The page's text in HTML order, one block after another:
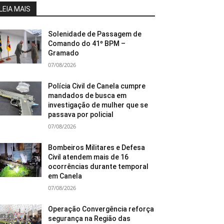
MAIS
Solenidade de Passagem de
Comando do 41º BPM –
Gramado
07/08/2026
Polícia Civil de Canela cumpre
mandados de busca em
investigação de mulher que se
passava por policial
07/08/2026
Bombeiros Militares e Defesa
Civil atendem mais de 16
ocorrências durante temporal
em Canela
07/08/2026
Operação Convergência reforça
segurança na Região das